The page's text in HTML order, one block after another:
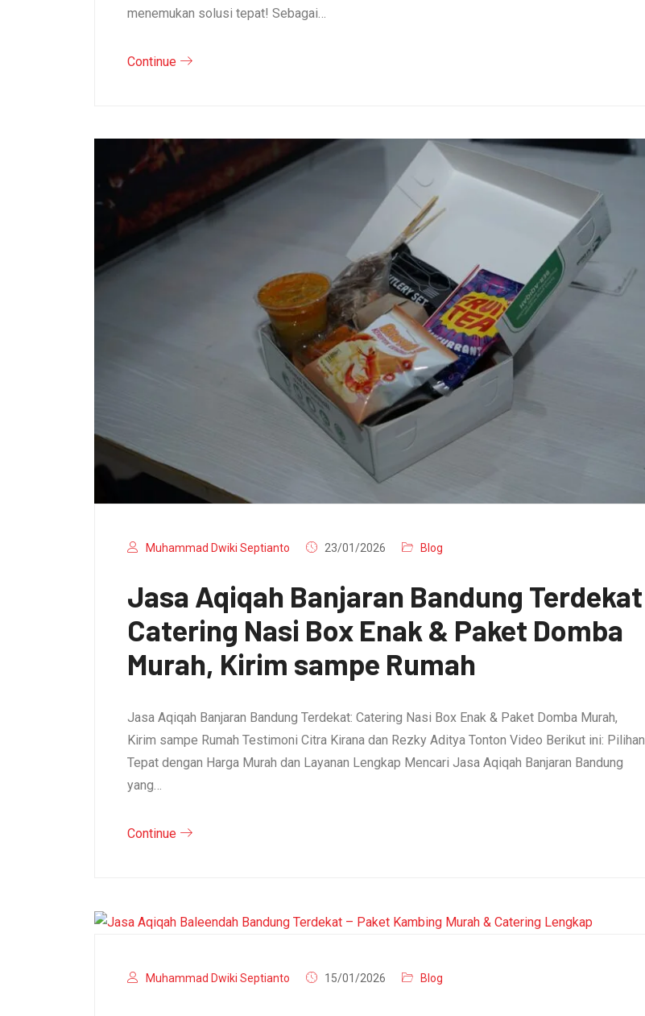
menemukan solusi tepat! Sebagai…
Continue
Muhammad Dwiki Septianto 23/01/2026 Blog
Jasa Aqiqah Banjaran Bandung Terdekat
Catering Nasi Box Enak & Paket Domba
Murah, Kirim sampe Rumah
Jasa Aqiqah Banjaran Bandung Terdekat: Catering Nasi Box Enak & Paket Domba Murah,
Kirim sampe Rumah Testimoni Citra Kirana dan Rezky Aditya Tonton Video Berikut ini: Pilihan
Tepat dengan Harga Murah dan Layanan Lengkap Mencari Jasa Aqiqah Banjaran Bandung
yang…
Continue
Muhammad Dwiki Septianto 15/01/2026 Blog